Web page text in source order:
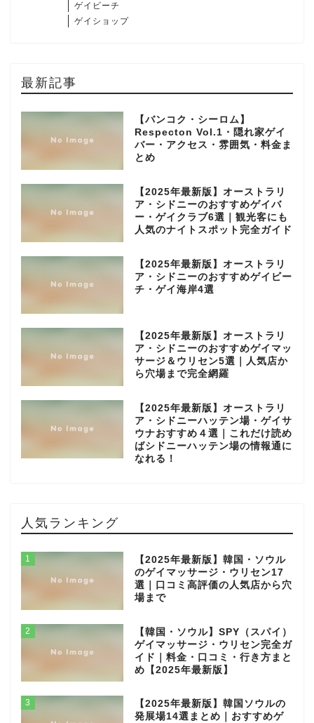
ゲイビーチ
ゲイショップ
最新記事
【バンコク・シーロム】
Respecton Vol.1・隠れ家ゲイ
バー・アクセス・雰囲気・料金ま
とめ
【2025年最新版】オーストラリ
ア・シドニーのおすすめゲイバ
ー・ゲイクラブ6選｜観光客にも
人気のナイトスポット完全ガイド
【2025年最新版】オーストラリ
ア・シドニーのおすすめゲイビー
チ・ゲイ海岸4選
【2025年最新版】オーストラリ
ア・シドニーのおすすめゲイマッ
サージ＆ウリセン5選｜人気店か
ら穴場まで完全網羅
【2025年最新版】オーストラリ
ア・シドニーハッテン場・ゲイサ
ウナおすすめ４選｜これだけ読め
ばシドニーハッテン場の情報通に
なれる！
人気ランキング
1
【2025年最新版】韓国・ソウル
のゲイマッサージ・ウリセン17
選｜口コミ高評価の人気店から穴
場まで
2
【韓国・ソウル】SPY（スパイ）
ゲイマッサージ・ウリセン完全ガ
イド｜料金・口コミ・行き方まと
め【2025年最新版】
3
【2025年最新版】韓国ソウルの
発展場14選まとめ｜おすすめゲ